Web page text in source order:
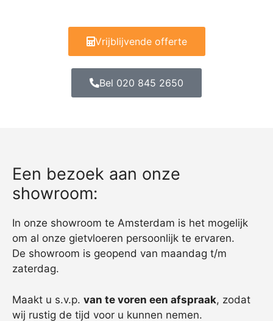
Vrijblijvende offerte
Bel 020 845 2650
Een bezoek aan onze
showroom:
In onze showroom te Amsterdam is het mogelijk
om al onze gietvloeren persoonlijk te ervaren.
De showroom is geopend van maandag t/m
zaterdag.
Maakt u s.v.p. van te voren een afspraak, zodat
wij rustig de tijd voor u kunnen nemen.